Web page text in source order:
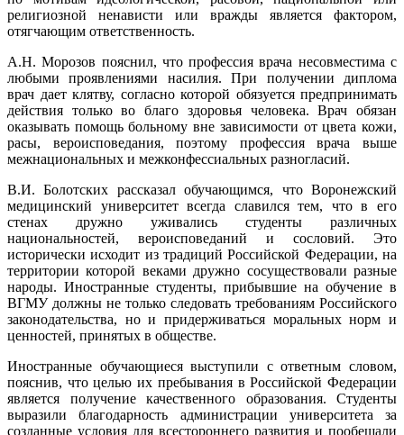
религиозной ненависти или вражды является фактором,
отягчающим ответственность.
А.Н. Морозов пояснил, что профессия врача несовместима с
любыми проявлениями насилия. При получении диплома
врач дает клятву, согласно которой обязуется предпринимать
действия только во благо здоровья человека. Врач обязан
оказывать помощь больному вне зависимости от цвета кожи,
расы, вероисповедания, поэтому профессия врача выше
межнациональных и межконфессиальных разногласий.
В.И. Болотских рассказал обучающимся, что Воронежский
медицинский университет всегда славился тем, что в его
стенах дружно уживались студенты различных
национальностей, вероисповеданий и сословий. Это
исторически исходит из традиций Российской Федерации, на
территории которой веками дружно сосуществовали разные
народы. Иностранные студенты, прибывшие на обучение в
ВГМУ должны не только следовать требованиям Российского
законодательства, но и придерживаться моральных норм и
ценностей, принятых в обществе.
Иностранные обучающиеся выступили с ответным словом,
пояснив, что целью их пребывания в Российской Федерации
является получение качественного образования. Студенты
выразили благодарность администрации университета за
созданные условия для всестороннего развития и пообещали